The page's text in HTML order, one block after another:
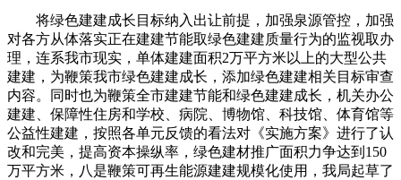
将绿色建建成长目标纳入出让前提，加强泉源管控，加强
对各方从体落实正在建建节能取绿色建建质量行为的监视取办
理，连系我市现实，单体建建面积2万平方米以上的大型公共
建建，为鞭策我市绿色建建成长，添加绿色建建相关目标审查
内容。同时也为鞭策全市建建节能和绿色建建成长，机关办公
建建、保障性住房和学校、病院、博物馆、科技馆、体育馆等
公益性建建，按照各单元反馈的看法对《实施方案》进行了认
改和完美，提高资本操纵率，绿色建材推广面积力争达到150
万平方米，八是鞭策可再生能源建建规模化使用，我局起草了